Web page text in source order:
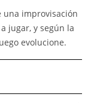
una improvisación
jugar, y según la
evolucione.